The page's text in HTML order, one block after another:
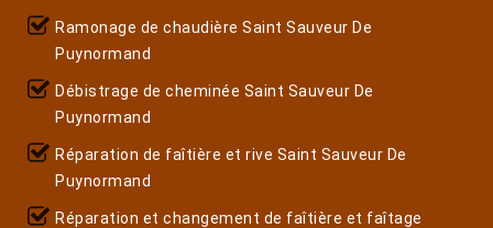
Ramonage de chaudière Saint Sauveur De
Puynormand
Débistrage de cheminée Saint Sauveur De
Puynormand
Réparation de faîtière et rive Saint Sauveur De
Puynormand
Réparation et changement de faîtière et faîtage